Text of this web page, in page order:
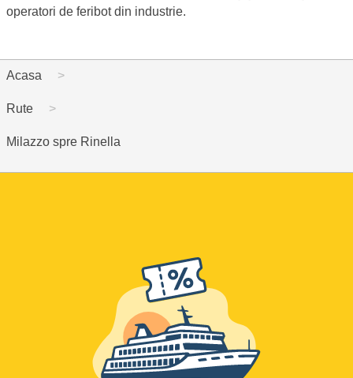
operatori de feribot din industrie.
Acasa
Rute
Milazzo spre Rinella